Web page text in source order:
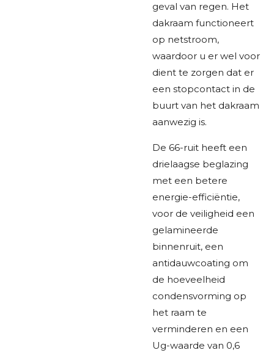
geval van regen. Het
dakraam functioneert
op netstroom,
waardoor u er wel voor
dient te zorgen dat er
een stopcontact in de
buurt van het dakraam
aanwezig is.
De 66-ruit heeft een
drielaagse beglazing
met een betere
energie-efficiëntie,
voor de veiligheid een
gelamineerde
binnenruit, een
antidauwcoating om
de hoeveelheid
condensvorming op
het raam te
verminderen en een
Ug-waarde van 0,6